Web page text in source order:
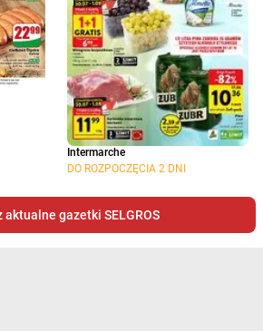
Intermarche
DO ROZPOCZĘCIA 2 DNI
aktualne gazetki SELGROS